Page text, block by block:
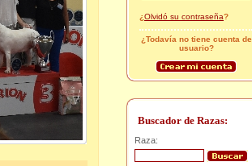
¿Olvidó su contraseña?
¿Todavía no tiene cuenta de
usuario?
Buscador de Razas:
Raza: